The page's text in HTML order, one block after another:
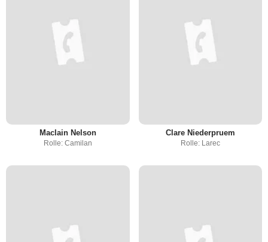
Maclain Nelson
Rolle: Camilan
Clare Niederpruem
Rolle: Larec